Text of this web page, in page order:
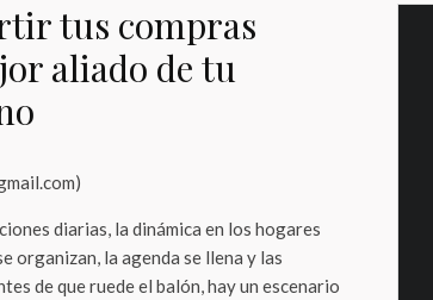
tus compras
aliado de tu
diarias, la dinámica en los hogares
organizan, la agenda se llena y las
de que ruede el balón, hay un escenario